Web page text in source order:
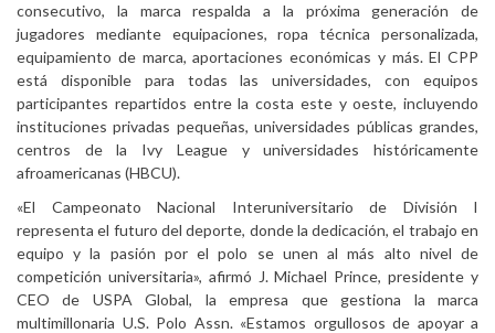
consecutivo, la marca respalda a la próxima generación de
jugadores mediante equipaciones, ropa técnica personalizada,
equipamiento de marca, aportaciones económicas y más. El CPP
está disponible para todas las universidades, con equipos
participantes repartidos entre la costa este y oeste, incluyendo
instituciones privadas pequeñas, universidades públicas grandes,
centros de la Ivy League y universidades históricamente
afroamericanas (HBCU).
«El Campeonato Nacional Interuniversitario de División I
representa el futuro del deporte, donde la dedicación, el trabajo en
equipo y la pasión por el polo se unen al más alto nivel de
competición universitaria», afirmó J. Michael Prince, presidente y
CEO de USPA Global, la empresa que gestiona la marca
multimillonaria U.S. Polo Assn. «Estamos orgullosos de apoyar a